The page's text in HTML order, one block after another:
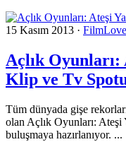
15 Kasım 2013 ·
Açlık Oyunları:
Klip ve Tv
Tüm dünyada gişe
olan Açlık Oyunları: Ateşi
buluşmaya hazırlanıyor. ...